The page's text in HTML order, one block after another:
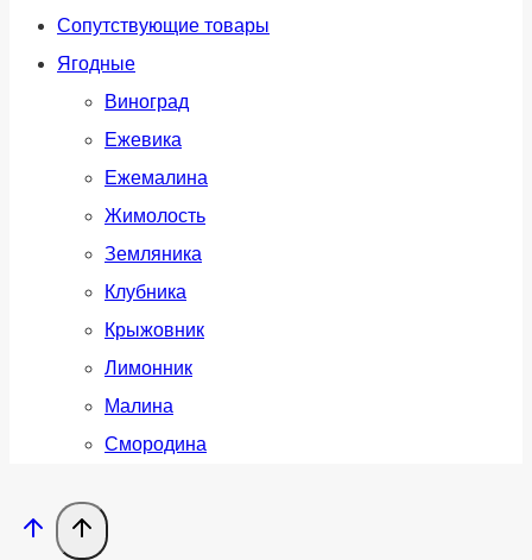
Сопутствующие товары
Ягодные
Виноград
Ежевика
Ежемалина
Жимолость
Земляника
Клубника
Крыжовник
Лимонник
Малина
Смородина